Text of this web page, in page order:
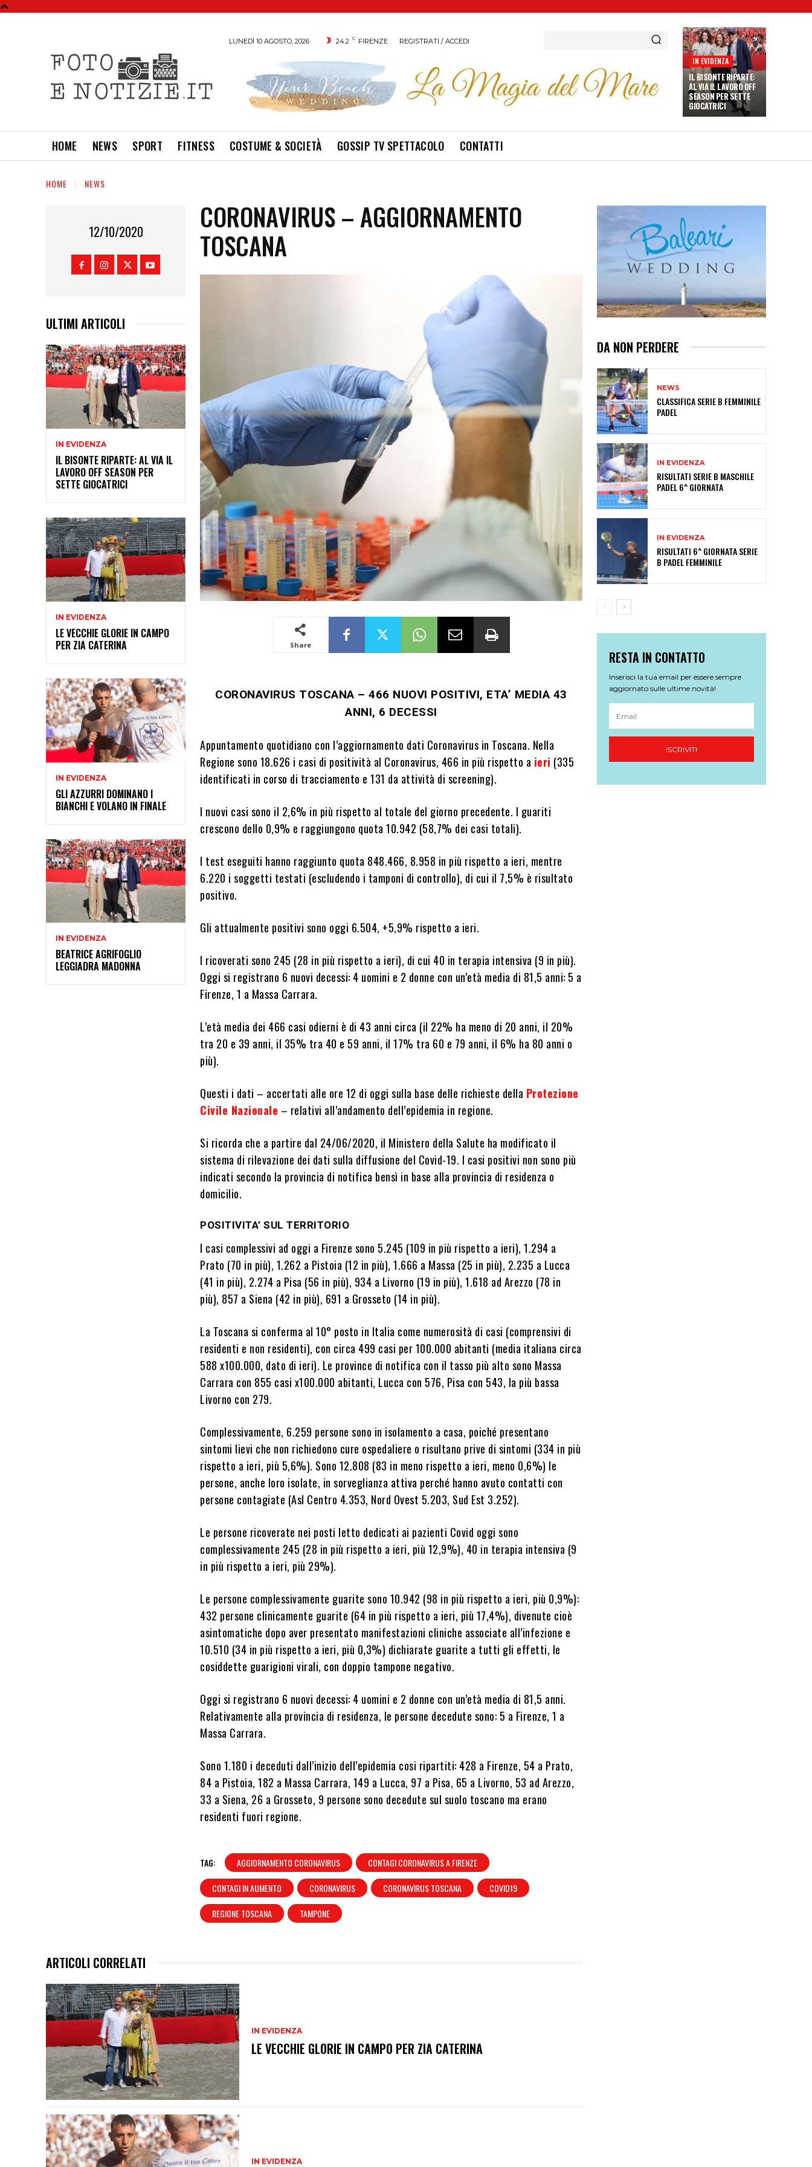
LUNEDÌ 10 AGOSTO, 2026 24.2 C FIRENZE REGISTRATI / ACCEDI
IN EVIDENZA
IL BISONTE RIPARTE:
AL VIA IL LAVORO OFF
SEASON PER SETTE
GIOCATRICI
HOME NEWS SPORT FITNESS COSTUME & SOCIETÀ GOSSIP TV SPETTACOLO CONTATTI
HOME NEWS
12/10/2020
ULTIMI ARTICOLI
IN EVIDENZA
IL BISONTE RIPARTE: AL VIA IL
LAVORO OFF SEASON PER
SETTE GIOCATRICI
IN EVIDENZA
LE VECCHIE GLORIE IN CAMPO
PER ZIA CATERINA
IN EVIDENZA
GLI AZZURRI DOMINANO I
BIANCHI E VOLANO IN FINALE
IN EVIDENZA
BEATRICE AGRIFOGLIO
LEGGIADRA MADONNA
CORONAVIRUS – AGGIORNAMENTO
TOSCANA
Share
CORONAVIRUS TOSCANA – 466 NUOVI POSITIVI, ETA’ MEDIA 43
ANNI, 6 DECESSI
Appuntamento quotidiano con l’aggiornamento dati Coronavirus in Toscana. Nella
Regione sono 18.626 i casi di positività al Coronavirus, 466 in più rispetto a ieri (335
identificati in corso di tracciamento e 131 da attività di screening).
I nuovi casi sono il 2,6% in più rispetto al totale del giorno precedente. I guariti
crescono dello 0,9% e raggiungono quota 10.942 (58,7% dei casi totali).
I test eseguiti hanno raggiunto quota 848.466, 8.958 in più rispetto a ieri, mentre
6.220 i soggetti testati (escludendo i tamponi di controllo), di cui il 7,5% è risultato
positivo.
Gli attualmente positivi sono oggi 6.504, +5,9% rispetto a ieri.
I ricoverati sono 245 (28 in più rispetto a ieri), di cui 40 in terapia intensiva (9 in più).
Oggi si registrano 6 nuovi decessi: 4 uomini e 2 donne con un’età media di 81,5 anni: 5 a
Firenze, 1 a Massa Carrara.
L’età media dei 466 casi odierni è di 43 anni circa (il 22% ha meno di 20 anni, il 20%
tra 20 e 39 anni, il 35% tra 40 e 59 anni, il 17% tra 60 e 79 anni, il 6% ha 80 anni o
più).
Questi i dati – accertati alle ore 12 di oggi sulla base delle richieste della Protezione
Civile Nazionale – relativi all’andamento dell’epidemia in regione.
Si ricorda che a partire dal 24/06/2020, il Ministero della Salute ha modificato il
sistema di rilevazione dei dati sulla diffusione del Covid-19. I casi positivi non sono più
indicati secondo la provincia di notifica bensì in base alla provincia di residenza o
domicilio.
POSITIVITA’ SUL TERRITORIO
I casi complessivi ad oggi a Firenze sono 5.245 (109 in più rispetto a ieri), 1.294 a
Prato (70 in più), 1.262 a Pistoia (12 in più), 1.666 a Massa (25 in più), 2.235 a Lucca
(41 in più), 2.274 a Pisa (56 in più), 934 a Livorno (19 in più), 1.618 ad Arezzo (78 in
più), 857 a Siena (42 in più), 691 a Grosseto (14 in più).
La Toscana si conferma al 10° posto in Italia come numerosità di casi (comprensivi di
residenti e non residenti), con circa 499 casi per 100.000 abitanti (media italiana circa
588 x100.000, dato di ieri). Le province di notifica con il tasso più alto sono Massa
Carrara con 855 casi x100.000 abitanti, Lucca con 576, Pisa con 543, la più bassa
Livorno con 279.
Complessivamente, 6.259 persone sono in isolamento a casa, poiché presentano
sintomi lievi che non richiedono cure ospedaliere o risultano prive di sintomi (334 in più
rispetto a ieri, più 5,6%). Sono 12.808 (83 in meno rispetto a ieri, meno 0,6%) le
persone, anche loro isolate, in sorveglianza attiva perché hanno avuto contatti con
persone contagiate (Asl Centro 4.353, Nord Ovest 5.203, Sud Est 3.252).
Le persone ricoverate nei posti letto dedicati ai pazienti Covid oggi sono
complessivamente 245 (28 in più rispetto a ieri, più 12,9%), 40 in terapia intensiva (9
in più rispetto a ieri, più 29%).
Le persone complessivamente guarite sono 10.942 (98 in più rispetto a ieri, più 0,9%):
432 persone clinicamente guarite (64 in più rispetto a ieri, più 17,4%), divenute cioè
asintomatiche dopo aver presentato manifestazioni cliniche associate all’infezione e
10.510 (34 in più rispetto a ieri, più 0,3%) dichiarate guarite a tutti gli effetti, le
cosiddette guarigioni virali, con doppio tampone negativo.
Oggi si registrano 6 nuovi decessi: 4 uomini e 2 donne con un’età media di 81,5 anni.
Relativamente alla provincia di residenza, le persone decedute sono: 5 a Firenze, 1 a
Massa Carrara.
Sono 1.180 i deceduti dall’inizio dell’epidemia cosi ripartiti: 428 a Firenze, 54 a Prato,
84 a Pistoia, 182 a Massa Carrara, 149 a Lucca, 97 a Pisa, 65 a Livorno, 53 ad Arezzo,
33 a Siena, 26 a Grosseto, 9 persone sono decedute sul suolo toscano ma erano
residenti fuori regione.
TAG: AGGIORNAMENTO CORONAVIRUS
CONTAGI CORONAVIRUS A FIRENZE
CONTAGI IN AUMENTO
CORONAVIRUS CORONAVIRUS TOSCANA
COVID19
REGIONE TOSCANA
TAMPONE
ARTICOLI CORRELATI
IN EVIDENZA
LE VECCHIE GLORIE IN CAMPO PER ZIA CATERINA
IN EVIDENZA
DA NON PERDERE
NEWS
CLASSIFICA SERIE B FEMMINILE
PADEL
IN EVIDENZA
RISULTATI SERIE B MASCHILE
PADEL 6^ GIORNATA
IN EVIDENZA
RISULTATI 6^ GIORNATA SERIE
B PADEL FEMMINILE
RESTA IN CONTATTO
Inserisci la tua email per essere sempre
aggiornato sulle ultime novità!
ISCRIVITI